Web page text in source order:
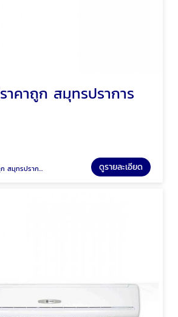
าคาถูก สมุทรปราการ
สมุทรปราการ ดูรายละเอียด